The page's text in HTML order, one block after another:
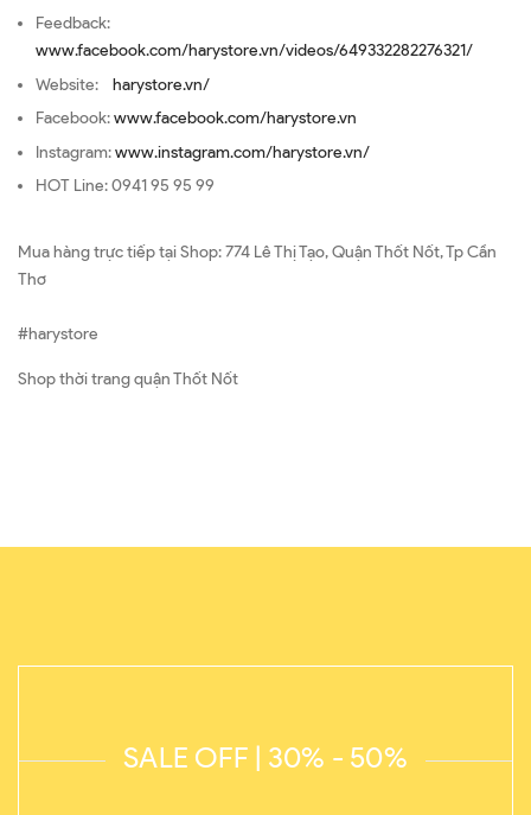
Feedback:
www.facebook.com/harystore.vn/videos/649332282276321/
Website: harystore.vn/
Facebook:www.facebook.com/harystore.vn
Instagram:www.instagram.com/harystore.vn/
HOT Line: 0941 95 95 99
Mua hàng trực tiếp tại Shop: 774 Lê Thị Tạo, Quận Thốt Nốt, Tp Cần
Thơ
#harystore
Shop thời trang quận Thốt Nốt
SALE OFF | 30% - 50%